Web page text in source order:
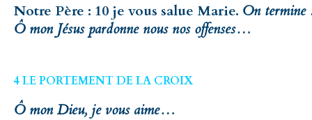
Notre Père : 10 je vous salue Marie. On termine
Ô mon Jésus pardonne nous nos offenses…
4 LE PORTEMENT DE LA CROIX
Ô mon Dieu, je vous aime…